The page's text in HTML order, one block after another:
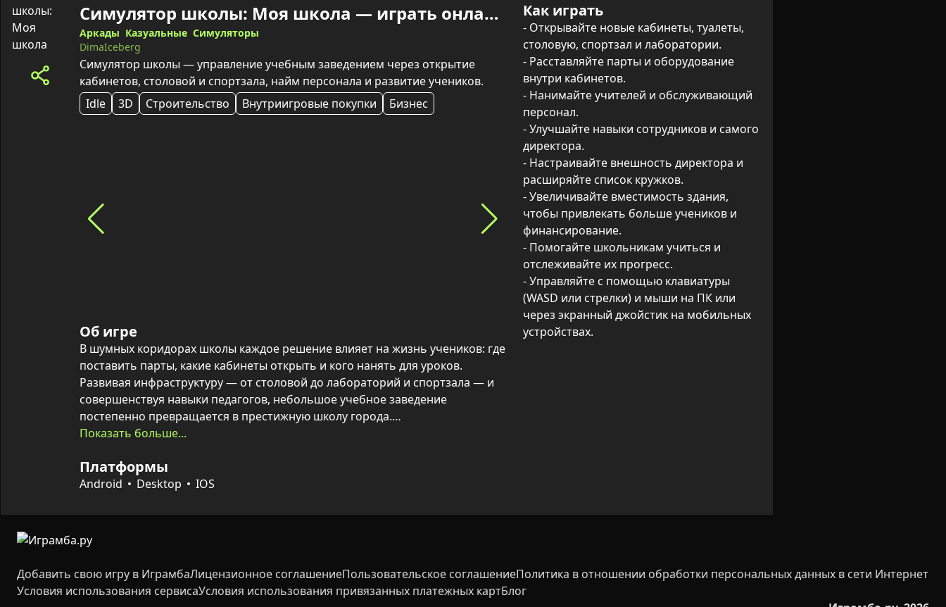
Симулятор школы: Моя школа — играть онлайн
Аркады Казуальные Симуляторы
DimaIceberg
Симулятор школы — управление учебным заведением через открытие
кабинетов, столовой и спортзала, найм персонала и развитие учеников.
Idle
3D Строительство Внутриигровые покупки Бизнес
Как играть
- Открывайте новые кабинеты, туалеты,
столовую, спортзал и лаборатории.
- Расставляйте парты и оборудование
внутри кабинетов.
- Нанимайте учителей и обслуживающий
персонал.
- Улучшайте навыки сотрудников и самого
директора.
- Настраивайте внешность директора и
расширяйте список кружков.
- Увеличивайте вместимость здания,
чтобы привлекать больше учеников и
финансирование.
- Помогайте школьникам учиться и
отслеживайте их прогресс.
- Управляйте с помощью клавиатуры
(WASD или стрелки) и мыши на ПК или
через экранный джойстик на мобильных
устройствах.
Об игре
В шумных коридорах школы каждое решение влияет на жизнь учеников: где
поставить парты, какие кабинеты открыть и кого нанять для уроков.
Развивая инфраструктуру — от столовой до лабораторий и спортзала — и
совершенствуя навыки педагогов, небольшое учебное заведение
постепенно превращается в престижную школу города.
оборудование в классах, набирать и прокачивать персонал, менять
внешность директора и запускать школьные кружки. По мере роста числа
Доступно управление как на ПК, так и на мобильных устройствах.
Показать больше...
Платформы
Android Desktop IOS
Добавить свою игру в ИграмбаЛицензионное соглашениеПользовательское соглашениеПолитика в отношении обработки персональных данных в сети Интернет
Условия использования сервисаУсловия использования привязанных платежных картБлог